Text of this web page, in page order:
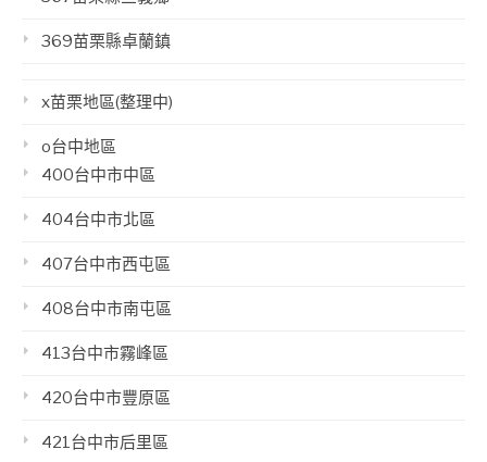
369苗栗縣卓蘭鎮
x苗栗地區(整理中)
o台中地區
400台中市中區
404台中市北區
407台中市西屯區
408台中市南屯區
413台中市霧峰區
420台中市豐原區
421台中市后里區